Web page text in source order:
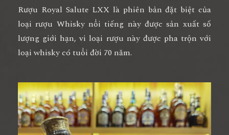
Rượu Royal Salute LXX là phiên bản đặt biệt của
loại rượu Whisky nổi tiếng này được sản xuất số
lượng giới hạn, vi loại rượu này được pha trộn với
loại whisky có tuổi đời 70 năm.